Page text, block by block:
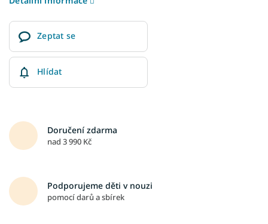
Zeptat se
Hlídat
Doručení zdarma
nad 3 990 Kč
Podporujeme děti v nouzi
pomocí darů a sbírek